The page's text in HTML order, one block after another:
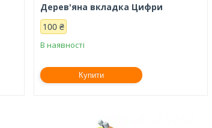
Дерев'яна вкладка Цифри
100 ₴
В наявності
Купити